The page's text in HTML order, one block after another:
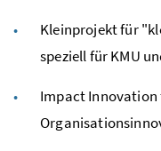
Kleinprojekt für
speziell fürKMU
Impact Innovation